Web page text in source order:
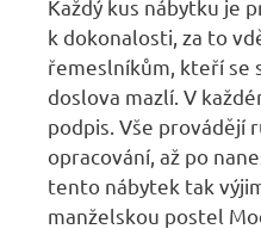
Každý kus nábytku je
k dokonalosti, za to
řemeslníkům, kteří se
doslova mazlí. V
podpis. Vše provádějí
opracování, až po
tento nábytek tak
manželskou postel